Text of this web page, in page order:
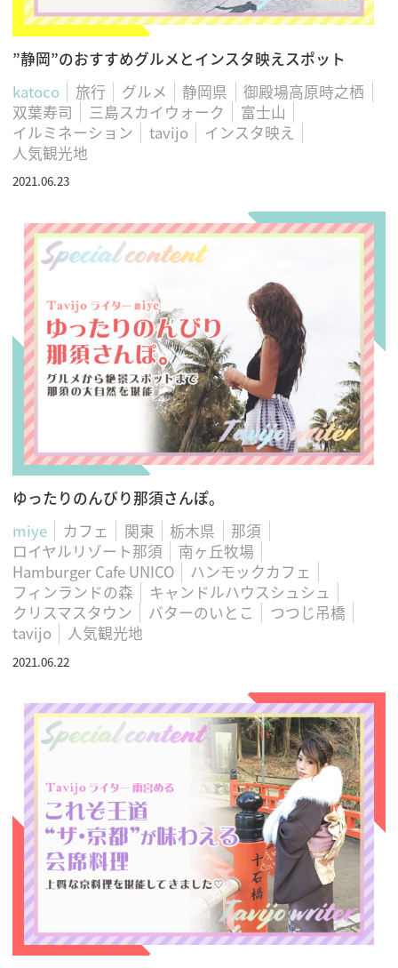
”静岡”のおすすめグルメとインスタ映えスポット
katoco
旅行 グルメ 静岡県
御殿場高原時之栖
双葉寿司
三島スカイウォーク
富士山
イルミネーション
tavijo
インスタ映え
人気観光地
2021.06.23
ゆったりのんびり那須さんぽ。
miye
カフェ 関東 栃木県
那須
ロイヤルリゾート那須
南ヶ丘牧場
Hamburger Cafe UNICO
ハンモックカフェ
フィンランドの森
キャンドルハウスシュシュ
クリスマスタウン
バターのいとこ
つつじ吊橋
tavijo
人気観光地
2021.06.22